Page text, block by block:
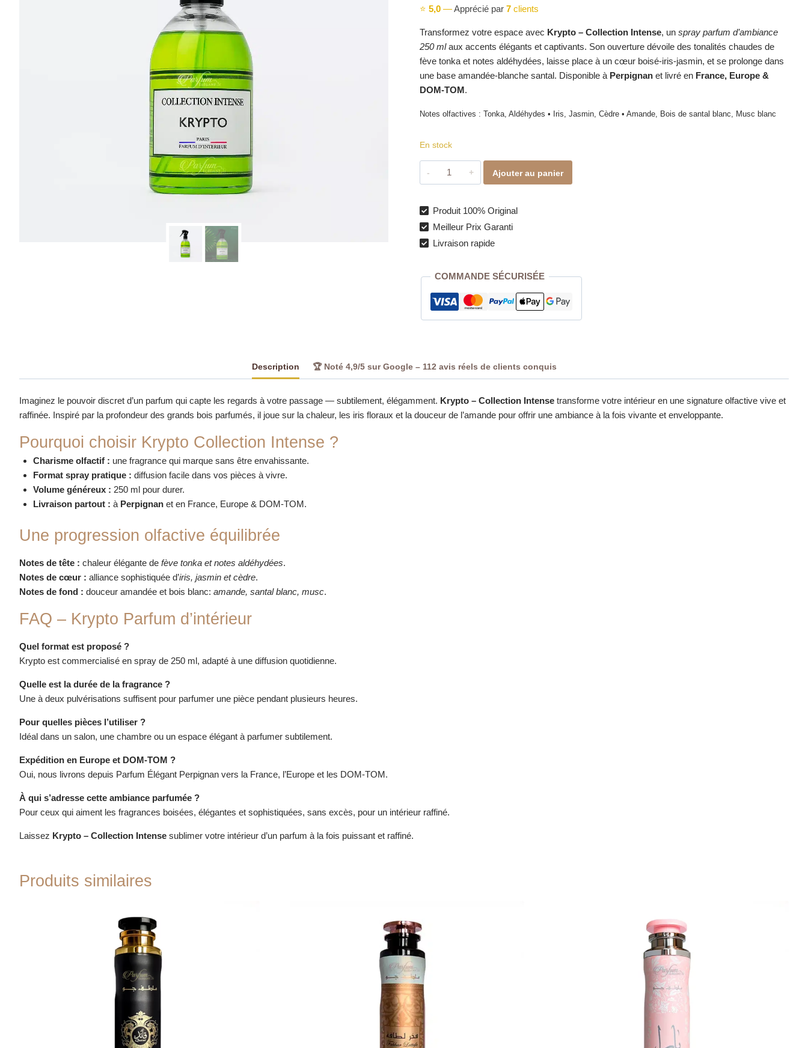
⭐ 5,0—Apprécié par 7clients
Transformez votre espace avec Krypto – Collection Intense, un spray parfum d’ambiance
250 mlaux accents élégants et captivants. Son ouverture dévoile des tonalités chaudes de
fève tonka et notes aldéhydées, laisse place à un cœur boisé-iris-jasmin, et se prolonge dans
une base amandée-blanche santal. Disponible à Perpignanet livré en France, Europe &
DOM-TOM.
Notes olfactives : Tonka, Aldéhydes • Iris, Jasmin, Cèdre • Amande, Bois de santal blanc, Musc blanc
En stock
quantité
de
–
Parfum
d’intérieur
250
ml
|
Ajouter au panier
Produit 100% Original
Meilleur Prix Garanti
Livraison rapide
COMMANDE SÉCURISÉE
Description 🏆 Noté 4,9/5 sur Google – 112 avis réels de clients conquis
Imaginez le pouvoir discret d’un parfum qui capte les regards à votre passage — subtilement, élégamment. Krypto – Collection Intense transforme votre intérieur en une signature olfactive vive et
raffinée. Inspiré par la profondeur des grands bois parfumés, il joue sur la chaleur, les iris floraux et la douceur de l’amande pour offrir une ambiance à la fois vivante et enveloppante.
Pourquoi choisir Krypto Collection Intense ?
Charisme olfactif : une fragrance qui marque sans être envahissante.
Format spray pratique : diffusion facile dans vos pièces à vivre.
Volume généreux : 250 ml pour durer.
Livraison partout : à Perpignanet en France, Europe & DOM-TOM.
Une progression olfactive équilibrée
Notes de tête : chaleur élégante de fève tonka et notes aldéhydées.
Notes de cœur : alliance sophistiquée d’iris, jasmin et cèdre.
Notes de fond : douceur amandée et bois blanc: amande, santal blanc, musc.
FAQ – Krypto Parfum d’intérieur
Quel format est proposé ?
Krypto est commercialisé en spray de 250 ml, adapté à une diffusion quotidienne.
Quelle est la durée de la fragrance ?
Une à deux pulvérisations suffisent pour parfumer une pièce pendant plusieurs heures.
Pour quelles pièces l’utiliser ?
Idéal dans un salon, une chambre ou un espace élégant à parfumer subtilement.
Expédition en Europe et DOM-TOM ?
Oui, nous livrons depuis Parfum Élégant Perpignan vers la France, l’Europe et les DOM-TOM.
À qui s’adresse cette ambiance parfumée ?
Pour ceux qui aiment les fragrances boisées, élégantes et sophistiquées, sans excès, pour un intérieur raffiné.
Laissez Krypto – Collection Intense sublimer votre intérieur d’un parfum à la fois puissant et raffiné.
Produits similaires